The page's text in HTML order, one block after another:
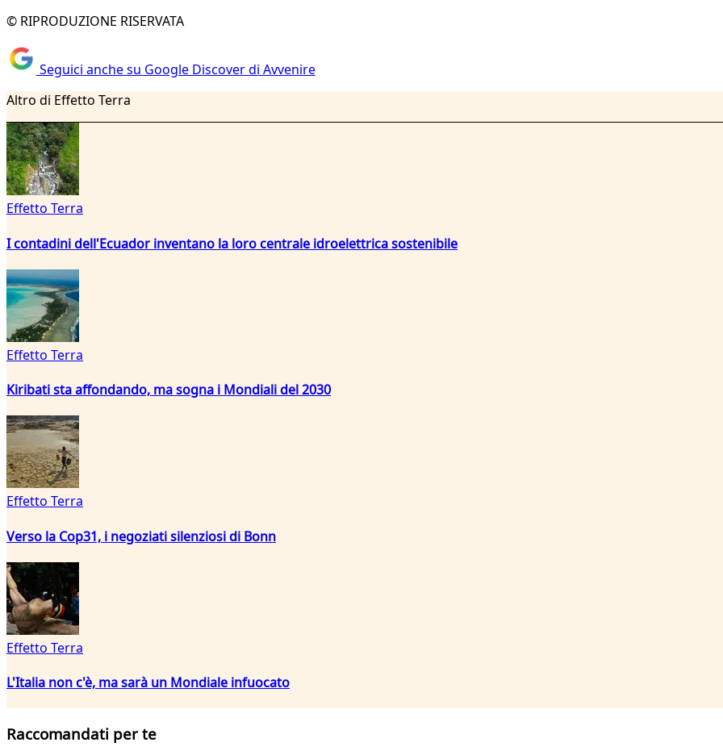
© RIPRODUZIONE RISERVATA
Seguici anche su Google Discover di Avvenire
Altro di Effetto Terra
Effetto Terra
I contadini dell'Ecuador inventano la loro centrale idroelettrica sostenibile
Effetto Terra
Kiribati sta affondando, ma sogna i Mondiali del 2030
Effetto Terra
Verso la Cop31, i negoziati silenziosi di Bonn
Effetto Terra
L'Italia non c'è, ma sarà un Mondiale infuocato
Raccomandati per te